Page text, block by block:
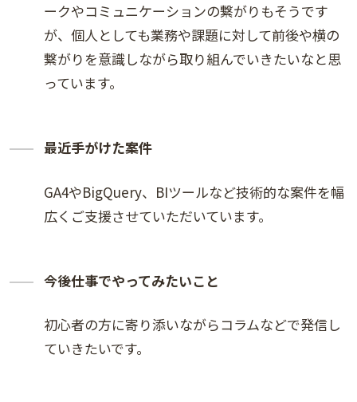
ークやコミュニケーションの繋がりもそうです
が、個人としても業務や課題に対して前後や横の
繋がりを意識しながら取り組んでいきたいなと思
っています。
最近手がけた案件
GA4やBigQuery、BIツールなど技術的な案件を幅
広くご支援させていただいています。
今後仕事でやってみたいこと
初心者の方に寄り添いながらコラムなどで発信し
ていきたいです。